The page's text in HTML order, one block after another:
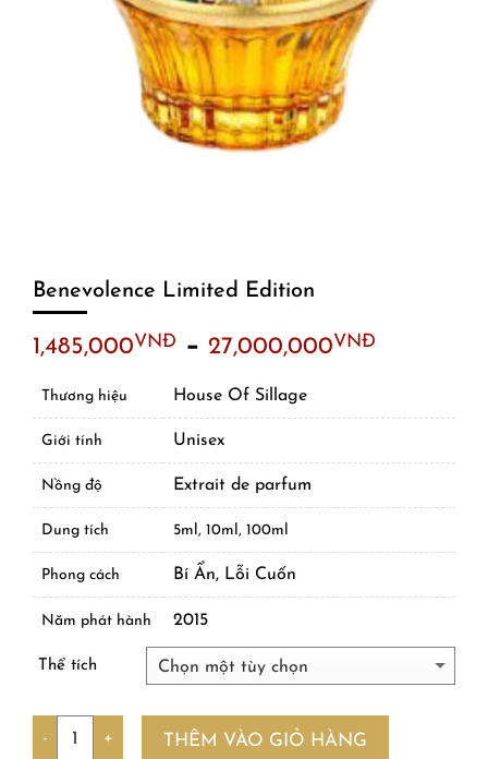
Benevolence Limited Edition
1,485,000VNĐ – 27,000,000VNĐ
Thương hiệu House Of Sillage
Giới tính Unisex
Nồng độ Extrait de parfum
Dung tích 5ml, 10ml, 100ml
Phong cách Bí Ẩn, Lỗi Cuốn
Năm phát hành 2015
Thể tích
THÊM VÀO GIỎ HÀNG